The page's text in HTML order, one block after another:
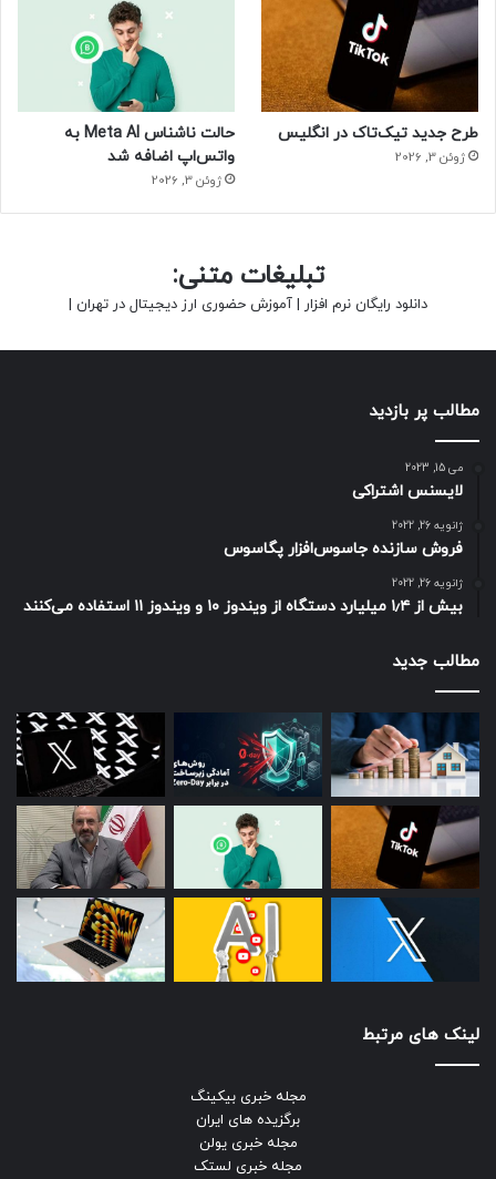
طرح جدید تیک‌تاک در انگلیس
ژوئن 3, 2026
حالت ناشناس Meta AI به
واتس‌اپ اضافه شد
ژوئن 3, 2026
تبلیغات متنی:
دانلود رایگان نرم افزار | آموزش حضوری ارز دیجیتال در تهران |
مطالب پر بازدید
می 15, 2023
لایسنس اشتراکی
ژانویه 26, 2022
فروش سازنده جاسوس‌افزار پگاسوس
ژانویه 26, 2022
بیش از ۱٫۴ میلیارد دستگاه از ویندوز ۱۰ و ویندوز ۱۱ استفاده می‌کنند
مطالب جدید
لینک های مرتبط
مجله خبری بیکینگ
برگزیده های ایران
مجله خبری یولن
مجله خبری لستک